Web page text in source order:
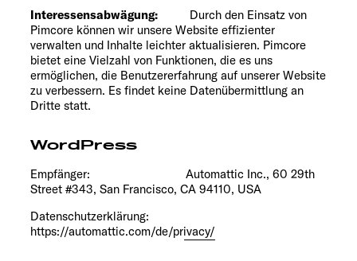
Interessensabwägung: Durch den Einsatz von
Pimcore können wir unsere Website effizienter
verwalten und Inhalte leichter aktualisieren. Pimcore
bietet eine Vielzahl von Funktionen, die es uns
ermöglichen, die Benutzererfahrung auf unserer Website
zu verbessern. Es findet keine Datenübermittlung an
Dritte statt.
WordPress
Empfänger: Automattic Inc., 60 29th
Street #343, San Francisco, CA 94110, USA
Datenschutzerklärung:
https://automattic.com/de/privacy/